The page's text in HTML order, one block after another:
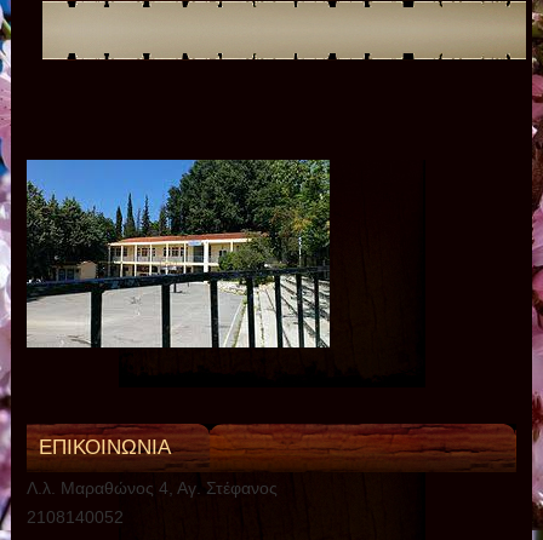
ΕΠΙΚΟΙΝΩΝΙΑ
Λ.λ. Μαραθώνος 4, Αγ. Στέφανος
2108140052